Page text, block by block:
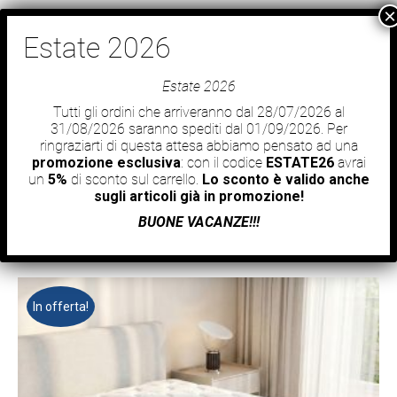
info@morfeus.it
page
opens
in
new
window
page
opens
in
new
window
TOPPER
You are here:
In offerta!
Estate 2026
Tutti gli ordini che arriveranno dal 28/07/2026 al
31/08/2026 saranno spediti dal 01/09/2026. Per
ringraziarti di questa attesa abbiamo pensato ad una
promozione esclusiva: con il codice ESTATE26avrai
un 5% di sconto sul carrello. Lo sconto è valido anche
sugli articoli già in promozione!
BUONE VACANZE!!!